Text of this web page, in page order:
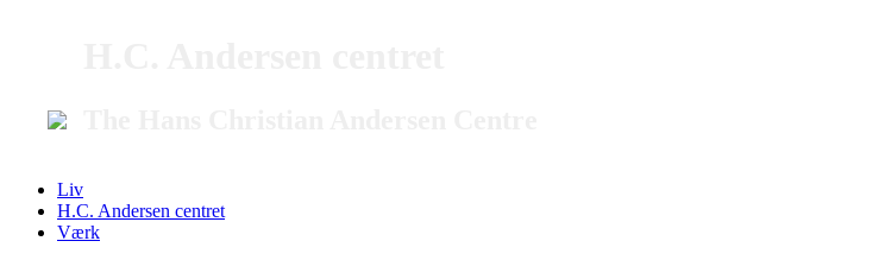
Liv
H.C. Andersen centret
Værk